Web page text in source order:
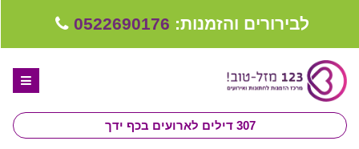
לבירורים והזמנות: 0522690176
307 דילים לארועים בכף ידך